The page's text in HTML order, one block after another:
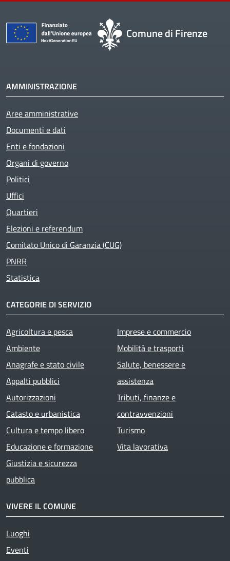
Comune di Firenze
AMMINISTRAZIONE
Aree amministrative
Documenti e dati
Enti e fondazioni
Organi di governo
Politici
Uffici
Quartieri
Elezioni e referendum
Comitato Unico di Garanzia (CUG)
PNRR
Statistica
CATEGORIE DI SERVIZIO
Agricoltura e pesca
Ambiente
Anagrafe e stato civile
Appalti pubblici
Autorizzazioni
Catasto e urbanistica
Cultura e tempo libero
Educazione e formazione
Giustizia e sicurezza
pubblica
Imprese e commercio
Mobilità e trasporti
Salute, benessere e
assistenza
Tributi, finanze e
contravvenzioni
Turismo
Vita lavorativa
VIVERE IL COMUNE
Luoghi
Eventi